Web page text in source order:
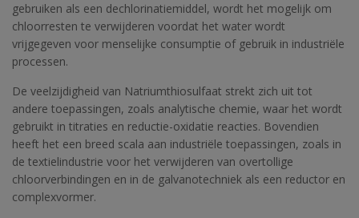
gebruiken als een dechlorinatiemiddel, wordt het mogelijk om
chloorresten te verwijderen voordat het water wordt
vrijgegeven voor menselijke consumptie of gebruik in industriële
processen.
De veelzijdigheid van Natriumthiosulfaat strekt zich uit tot
andere toepassingen, zoals analytische chemie, waar het wordt
gebruikt in titraties en reductie-oxidatie reacties. Bovendien
heeft het een breed scala aan industriële toepassingen, zoals in
de textielindustrie voor het verwijderen van overtollige
chloorverbindingen en in de galvanotechniek als een reductor en
complexvormer.